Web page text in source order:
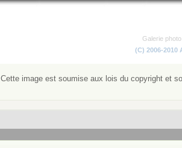
Galerie
(C) 2006-2010
Cette image est soumise aux lois du copyright et